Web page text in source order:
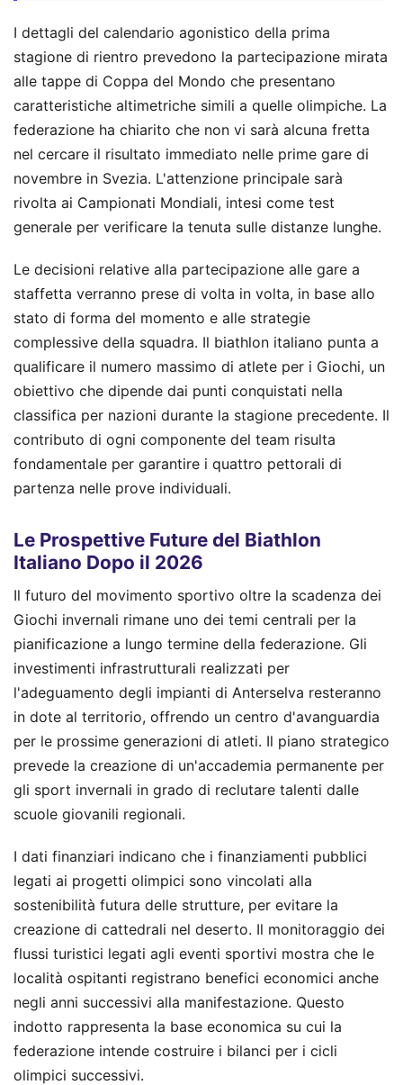
I dettagli del calendario agonistico della prima
stagione di rientro prevedono la partecipazione mirata
alle tappe di Coppa del Mondo che presentano
caratteristiche altimetriche simili a quelle olimpiche. La
federazione ha chiarito che non vi sarà alcuna fretta
nel cercare il risultato immediato nelle prime gare di
novembre in Svezia. L'attenzione principale sarà
rivolta ai Campionati Mondiali, intesi come test
generale per verificare la tenuta sulle distanze lunghe.
Le decisioni relative alla partecipazione alle gare a
staffetta verranno prese di volta in volta, in base allo
stato di forma del momento e alle strategie
complessive della squadra. Il biathlon italiano punta a
qualificare il numero massimo di atlete per i Giochi, un
obiettivo che dipende dai punti conquistati nella
classifica per nazioni durante la stagione precedente. Il
contributo di ogni componente del team risulta
fondamentale per garantire i quattro pettorali di
partenza nelle prove individuali.
Le Prospettive Future del Biathlon
Italiano Dopo il 2026
Il futuro del movimento sportivo oltre la scadenza dei
Giochi invernali rimane uno dei temi centrali per la
pianificazione a lungo termine della federazione. Gli
investimenti infrastrutturali realizzati per
l'adeguamento degli impianti di Anterselva resteranno
in dote al territorio, offrendo un centro d'avanguardia
per le prossime generazioni di atleti. Il piano strategico
prevede la creazione di un'accademia permanente per
gli sport invernali in grado di reclutare talenti dalle
scuole giovanili regionali.
I dati finanziari indicano che i finanziamenti pubblici
legati ai progetti olimpici sono vincolati alla
sostenibilità futura delle strutture, per evitare la
creazione di cattedrali nel deserto. Il monitoraggio dei
flussi turistici legati agli eventi sportivi mostra che le
località ospitanti registrano benefici economici anche
negli anni successivi alla manifestazione. Questo
indotto rappresenta la base economica su cui la
federazione intende costruire i bilanci per i cicli
olimpici successivi.